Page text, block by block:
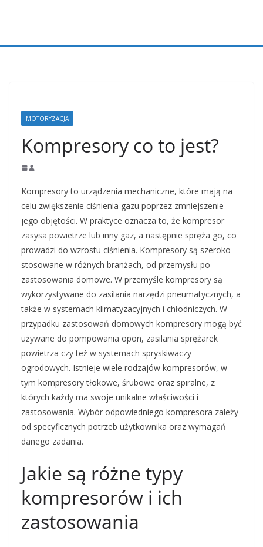
MOTORYZACJA
Kompresory co to jest?
Kompresory to urządzenia mechaniczne, które mają na
celu zwiększenie ciśnienia gazu poprzez zmniejszenie
jego objętości. W praktyce oznacza to, że kompresor
zasysa powietrze lub inny gaz, a następnie spręża go, co
prowadzi do wzrostu ciśnienia. Kompresory są szeroko
stosowane w różnych branżach, od przemysłu po
zastosowania domowe. W przemyśle kompresory są
wykorzystywane do zasilania narzędzi pneumatycznych, a
także w systemach klimatyzacyjnych i chłodniczych. W
przypadku zastosowań domowych kompresory mogą być
używane do pompowania opon, zasilania sprężarek
powietrza czy też w systemach spryskiwaczy
ogrodowych. Istnieje wiele rodzajów kompresorów, w
tym kompresory tłokowe, śrubowe oraz spiralne, z
których każdy ma swoje unikalne właściwości i
zastosowania. Wybór odpowiedniego kompresora zależy
od specyficznych potrzeb użytkownika oraz wymagań
danego zadania.
Jakie są różne typy
kompresorów i ich
zastosowania